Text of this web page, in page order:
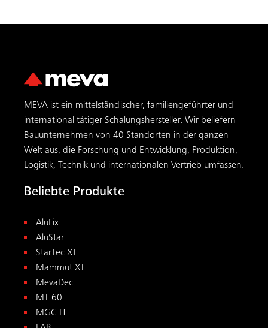
MEVA ist ein mittelständischer, familiengeführter und
international tätiger Schalungs­hersteller. Wir beliefern
Bauunternehmen von 40 Standorten in der ganzen
Welt aus, die Forschung und Entwicklung, Produktion,
Logistik, Technik und internationalen Vertrieb umfassen.
Beliebte Produkte
AluFix
AluStar
StarTec XT
Mammut XT
MevaDec
MT 60
MGC-H